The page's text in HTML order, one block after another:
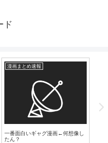
ド
漫画まとめ速報
一番面白いギャグ漫画←何想像し
たん？